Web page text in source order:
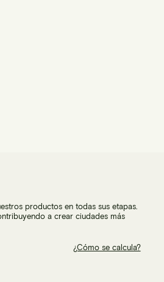
productos en todas sus etapas.
a crear ciudades más
¿Cómo se calcula?